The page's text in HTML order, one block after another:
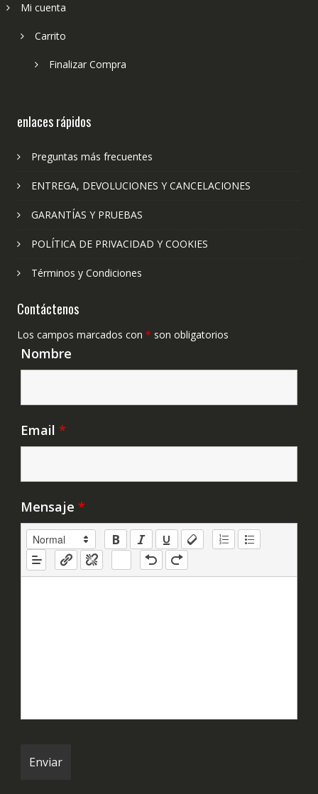
Mi cuenta
Carrito
Finalizar Compra
enlaces rápidos
Preguntas más frecuentes
ENTREGA, DEVOLUCIONES Y CANCELACIONES
GARANTÍAS Y PRUEBAS
POLÍTICA DE PRIVACIDAD Y COOKIES
Términos y Condiciones
Contáctenos
Los campos marcados con * son obligatorios
Nombre
Email *
Mensaje *